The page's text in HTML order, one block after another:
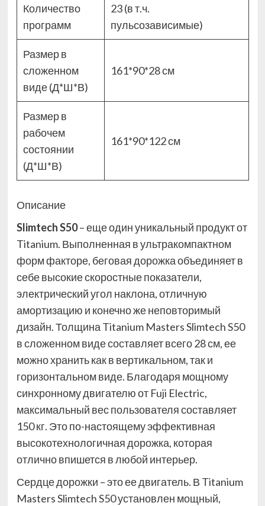
Количество
программ
23 (в т.ч.
пульсозависимые)
Размер в
сложенном
виде (Д*Ш*В)
161*90*28 см
Размер в
рабочем
состоянии
(Д*Ш*В)
161*90*122 см
Описание
Slimtech S50– еще один уникальный продукт от
Titanium. Выполненная в ультракомпактном
форм факторе, беговая дорожка объединяет в
себе высокие скоростные показатели,
электрический угол наклона, отличную
амортизацию и конечно же неповторимый
дизайн. Толщина Titanium Masters Slimtech S50
в сложенном виде составляет всего 28 см, ее
можно хранить как в вертикальном, так и
горизонтальном виде. Благодаря мощному
синхронному двигателю от Fuji Electric,
максимальный вес пользователя составляет
150 кг. Это по-настоящему эффективная
высокотехнологичная дорожка, которая
отлично впишется в любой интерьер.
Сердце дорожки – это ее двигатель. В Titanium
Masters Slimtech S50 установлен мощный,